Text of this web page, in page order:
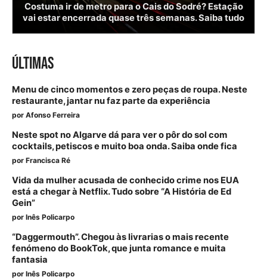
Costuma ir de metro para o Cais do Sodré? Estação
vai estar encerrada quase três semanas. Saiba tudo
ÚLTIMAS
Menu de cinco momentos e zero peças de roupa. Neste
restaurante, jantar nu faz parte da experiência
por Afonso Ferreira
Neste spot no Algarve dá para ver o pôr do sol com
cocktails, petiscos e muito boa onda. Saiba onde fica
por Francisca Ré
Vida da mulher acusada de conhecido crime nos EUA
está a chegar à Netflix. Tudo sobre “A História de Ed
Gein”
por Inês Policarpo
“Daggermouth”. Chegou às livrarias o mais recente
fenómeno do BookTok, que junta romance e muita
fantasia
por Inês Policarpo